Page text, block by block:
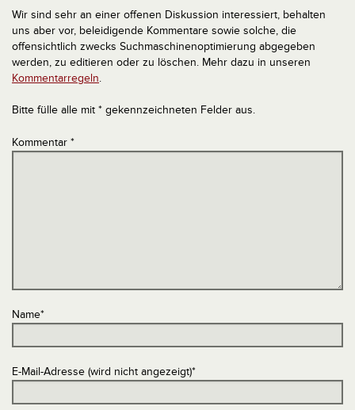
Wir sind sehr an einer offenen Diskussion interessiert, behalten
uns aber vor, beleidigende Kommentare sowie solche, die
offensichtlich zwecks Suchmaschinenoptimierung abgegeben
werden, zu editieren oder zu löschen. Mehr dazu in unseren
Kommentarregeln.
Bitte fülle alle mit * gekennzeichneten Felder aus.
Kommentar *
Name*
E-Mail-Adresse (wird nicht angezeigt)*